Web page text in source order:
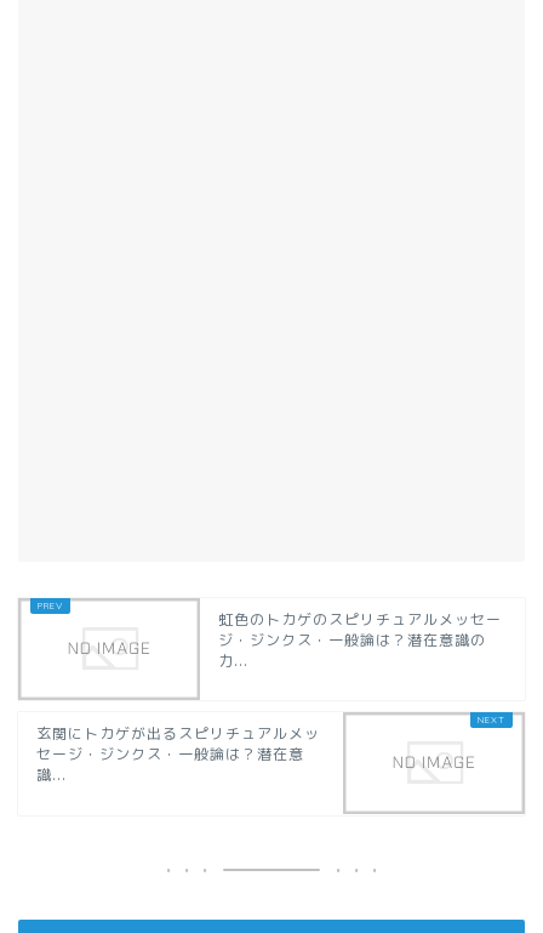
虹色のトカゲのスピリチュアルメッセー
ジ・ジンクス・一般論は？潜在意識の
力...
玄関にトカゲが出るスピリチュアルメッ
セージ・ジンクス・一般論は？潜在意
識...